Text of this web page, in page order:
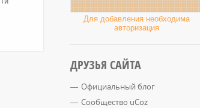
Для добавления необходима
авторизация
ДРУЗЬЯ САЙТА
Официальный блог
Сообщество uCoz